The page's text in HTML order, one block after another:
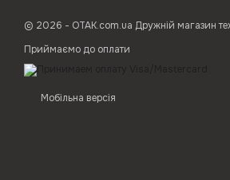
© 2026 - ОТАК.com.ua Дружній магазин
Приймаємо до оплати
Мобільна версія